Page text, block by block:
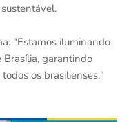
"Estamos iluminando
Brasília, garantindo
os brasilienses."